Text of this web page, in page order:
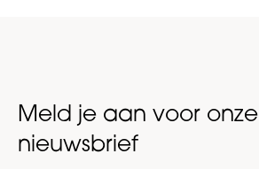
Meld je aan voor onze
nieuwsbrief